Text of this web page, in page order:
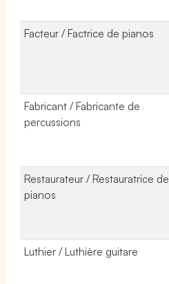
Facteur / Factrice de pianos
Fabricant / Fabricante de
percussions
Restaurateur / Restauratrice de
pianos
Luthier / Luthière guitare